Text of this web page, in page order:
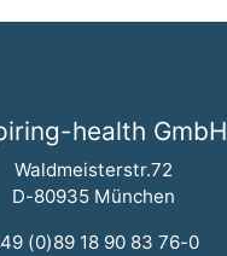
health GmbH
Waldmeisterstr.72
D-80935 München
(0)89 18 90 83 76-0